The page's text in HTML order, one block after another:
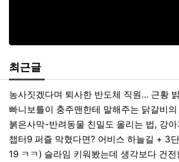
최근글
농사짓겠다며 퇴사한 반도체 직원… 근황
빠니보틀이 충주맨한테 말해주는 닭갈비의
19 ㅋㅋ) 슬라임 키워봤는데 생각보다 건